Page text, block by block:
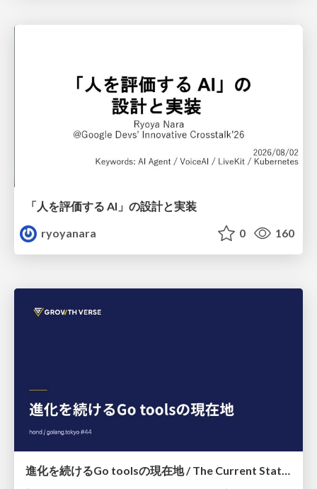
「人を評価する AI」の 設計と実装
ryoyanara
0 160